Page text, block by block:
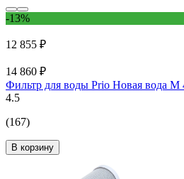
-13%
12 855 ₽
14 860 ₽
Фильтр для воды Prio Новая вода М
4.5
(167)
В корзину